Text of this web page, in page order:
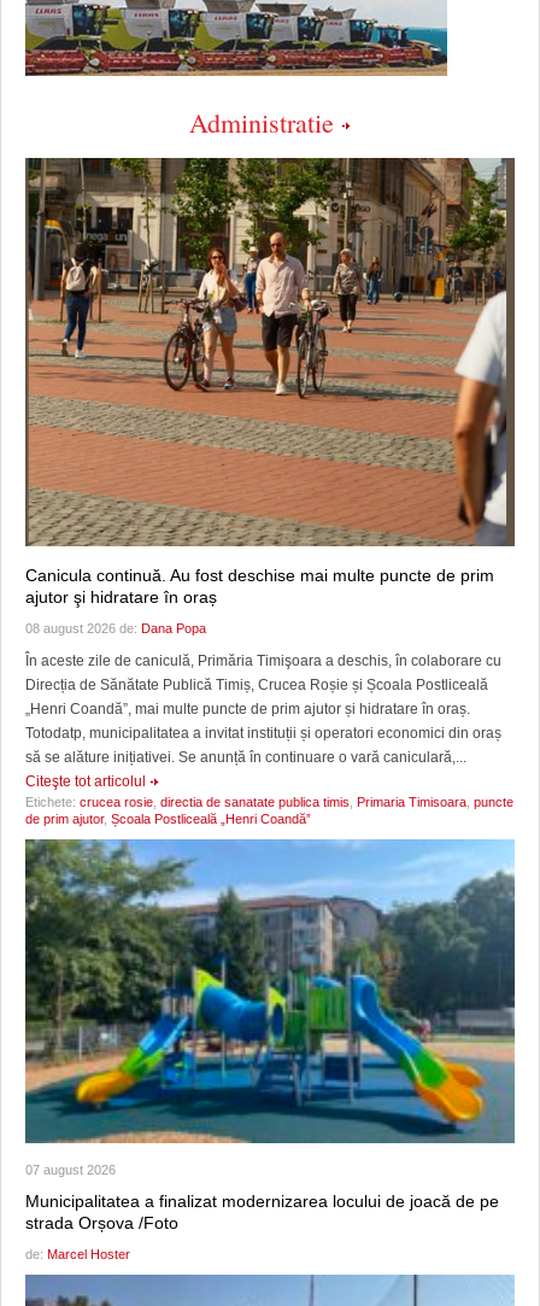
Administratie
Canicula continuă. Au fost deschise mai multe puncte de prim
ajutor şi hidratare în oraș
08 august 2026 de: Dana Popa
În aceste zile de caniculă, Primăria Timişoara a deschis, în colaborare cu
Direcția de Sănătate Publică Timiș, Crucea Roșie și Școala Postliceală
„Henri Coandă”, mai multe puncte de prim ajutor și hidratare în oraș.
Totodatp, municipalitatea a invitat instituții și operatori economici din oraș
să se alăture inițiativei. Se anunță în continuare o vară caniculară,...
Citeşte tot articolul
Etichete: crucea rosie directia de sanatate publica timis Primaria Timisoara puncte
de prim ajutor, Școala Postliceală „Henri Coandă”
07 august 2026
Municipalitatea a finalizat modernizarea locului de joacă de pe
strada Orșova /Foto
de: Marcel Hoster